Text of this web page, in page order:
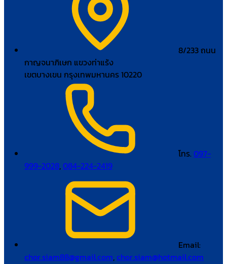
8/233 ถนน
กาญจนาภิเษก แขวงท่าแร้ง
เขตบางเขน กรุงเทพมหานคร 10220
โทร. 097-
999-2028,084-224-2419
Email:
chor.siam88@gmail.com,chor.siam@hotmail.com